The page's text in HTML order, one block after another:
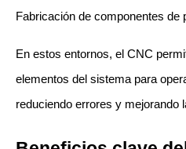
Fabricación de componentes de
En estos entornos, el CNC
elementos del sistema para
reduciendo errores y mejorando